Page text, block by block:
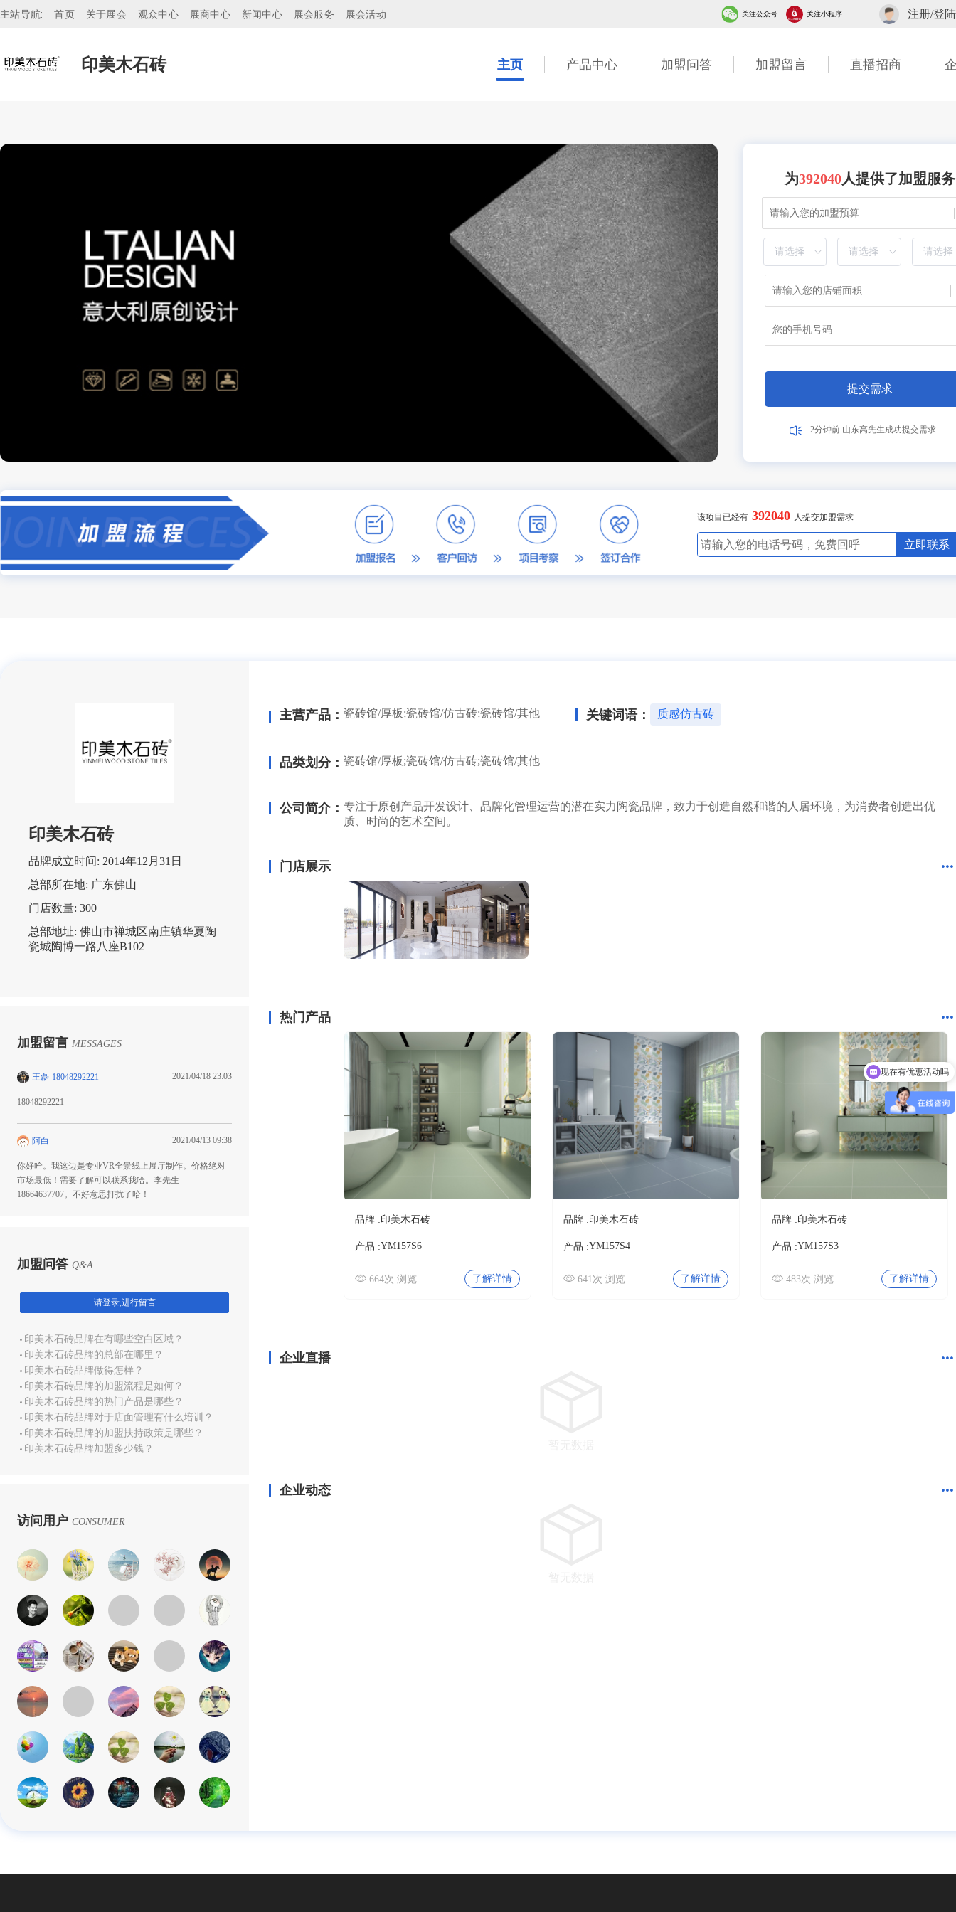
主站导航: 首页 关于展会 观众中心 展商中心 新闻中心 展会服务 展会活动 关注公众号 关注小程序 注册/登陆
印美木石砖 主页 产品中心 加盟问答 加盟留言 直播招商
为392040人提供了加盟服务
提交需求
1分钟前 湖北张先生成功提交需求
10分钟前 广东陈先生成功提交需求
2分钟前 山东高先生成功提交需求
8分钟前 湖北胡先生成功提交需求
27分钟前 北京吴女士成功提交需求
2分钟前 山东甘先生成功提交需求
12分钟前 湖北胡先生成功提交需求
10分钟前 四川贺先生成功提交需求
7分钟前 北京吴女士成功提交需求
2分钟前 山东甘先生成功提交需求
3分钟前 广东古先生成功提交需求
1分钟前 湖北胡先生成功提交需求
10分钟前 四川贺先生成功提交需求
9分钟前 北京吴女士成功提交需求
2分钟前 山东甘先生成功提交需求
4分钟前 广东古先生成功提交需求
12分钟前 湖北胡先生成功提交需求
9分钟前 北京吴女士成功提交需求
2分钟前 山东甘先生成功提交需求
5分钟前 广东古先生成功提交需求
1分钟前 湖北胡先生成功提交需求
10分钟前 四川贺先生成功提交需求
7分钟前 北京吴女士成功提交需求
2分钟前 山东甘先生成功提交需求
3分钟前 广东古先生成功提交需求
1分钟前 湖北胡先生成功提交需求
40分钟前 四川贺先生成功提交需求
7分钟前 北京吴女士成功提交需求
2分钟前 山东甘先生成功提交需求
6分钟前 广东古先生成功提交需求
1分钟前 湖北胡先生成功提交需求
10分钟前 四川贺先生成功提交需求
7分钟前 北京吴女士成功提交需求
2分钟前 山东甘先生成功提交需求
3分钟前 广东古先生成功提交需求
1分钟前 湖北胡先生成功提交需求
20分钟前 四川贺先生成功提交需求
7分钟前 北京吴女士成功提交需求
2分钟前 山东甘先生成功提交需求
2分钟前 广东古先生成功提交需求
1分钟前 湖北胡先生成功提交需求
13分钟前 四川贺先生成功提交需求
27分钟前 北京吴女士成功提交需求
2分钟前 山东甘先生成功提交需求
3分钟前 广东古先生成功提交需求
1分钟前 湖北胡先生成功提交需求
10分钟前 四川贺先生成功提交需求
47分钟前 北京吴女士成功提交需求
2分钟前 山东甘先生成功提交需求
3分钟前 广东古先生成功提交需求
11分钟前 湖北胡先生成功提交需求
10分钟前 四川贺先生成功提交需求
27分钟前 北京吴女士成功提交需求
2分钟前 山东甘先生成功提交需求
13分钟前 广东古先生成功提交需求
13分钟前 湖北胡先生成功提交需求
30分钟前 四川贺先生成功提交需求
17分钟前 北京吴女士成功提交需求
2分钟前 山东甘先生成功提交需求
3分钟前 广东古先生成功提交需求
16分钟前 湖北胡先生成功提交需求
10分钟前 四川贺先生成功提交需求
7分钟前 北京吴女士成功提交需求
2分钟前 山东甘先生成功提交需求
该项目已经有 392040 人提交加盟需求
立即联系
印美木石砖
品牌成立时间: 2014年12月31日
总部所在地: 广东佛山
门店数量: 300
总部地址: 佛山市禅城区南庄镇华夏陶
瓷城陶博一路八座B102
加盟留言 MESSAGES
王磊-18048292221 2021/04/18 23:03
18048292221
阿白 2021/04/13 09:38
你好哈。我这边是专业VR全景线上展厅制作。价格绝对
市场最低！需要了解可以联系我哈。李先生
18664637707。不好意思打扰了哈！
加盟问答 Q&A
请登录,进行留言
印美木石砖品牌在有哪些空白区域？
印美木石砖品牌的总部在哪里？
印美木石砖品牌做得怎样？
印美木石砖品牌的加盟流程是如何？
印美木石砖品牌的热门产品是哪些？
印美木石砖品牌对于店面管理有什么培训？
印美木石砖品牌的加盟扶持政策是哪些？
印美木石砖品牌加盟多少钱？
访问用户 CONSUMER
主营产品： 瓷砖馆/厚板;瓷砖馆/仿古砖;瓷砖馆/其他 关键词语： 质感仿古砖
品类划分： 瓷砖馆/厚板;瓷砖馆/仿古砖;瓷砖馆/其他
公司简介： 专注于原创产品开发设计、品牌化管理运营的潜在实力陶瓷品牌，致力于创造自然和谐的人居环境，为消费者创造出优
质、时尚的艺术空间。
门店展示
热门产品
品牌 :印美木石砖
产品 :YM157S6
664次 浏览 了解详情
品牌 :印美木石砖
产品 :YM157S4
641次 浏览 了解详情
品牌 :印美木石砖
产品 :YM157S3
483次 浏览 了解详情
企业直播
企业动态
可以介绍下你们的产品么
现在有优惠活动吗